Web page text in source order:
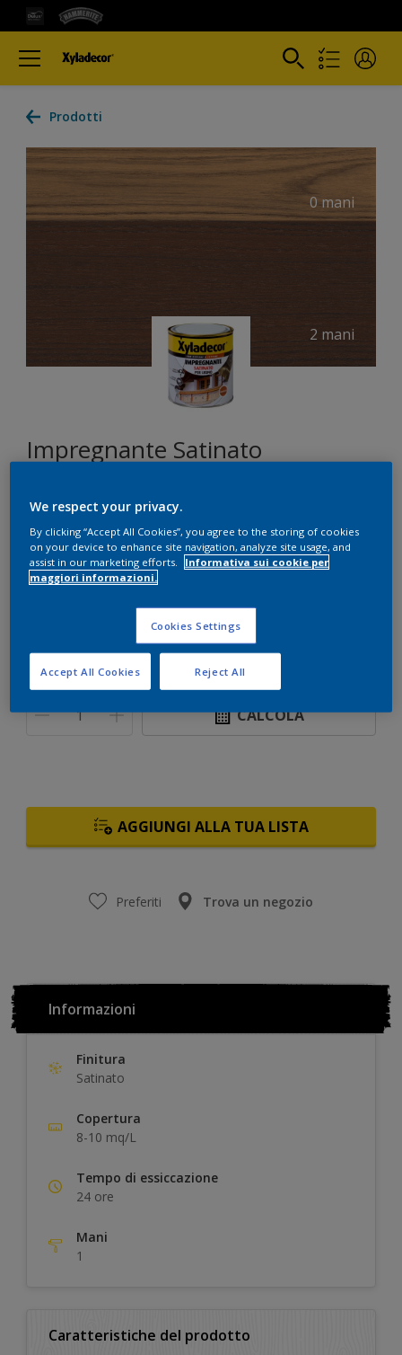
Prodotti
0 mani
2 mani
Impregnante Satinato
Douglas
Cambia colore
Quantità Paint Calculator
CALCOLA
AGGIUNGI ALLA TUA LISTA
Preferiti Trova un negozio
Informazioni
Finitura
Satinato
Copertura
8-10 mq/L
Tempo di essiccazione
24 ore
Mani
1
Caratteristiche del prodotto
We respect your privacy.
By clicking “Accept All Cookies”, you agree to the storing of cookies
on your device to enhance site navigation, analyze site usage, and
assist in our marketing efforts.
Informativa sui cookie per
maggiori informazioni.
Cookies Settings
Reject All
Accept All Cookies